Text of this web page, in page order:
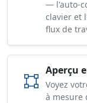
— l'auto-
clavier et
flux de
Aperçu
Voyez
à mesure